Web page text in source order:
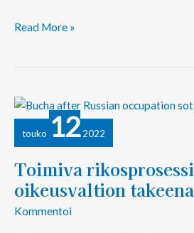
Read More »
touko 12 2022
Toimiva rikosprosessi
oikeusvaltion takeena
Kommentoi
Toimiva
rikosprosessi
oikeusvaltion